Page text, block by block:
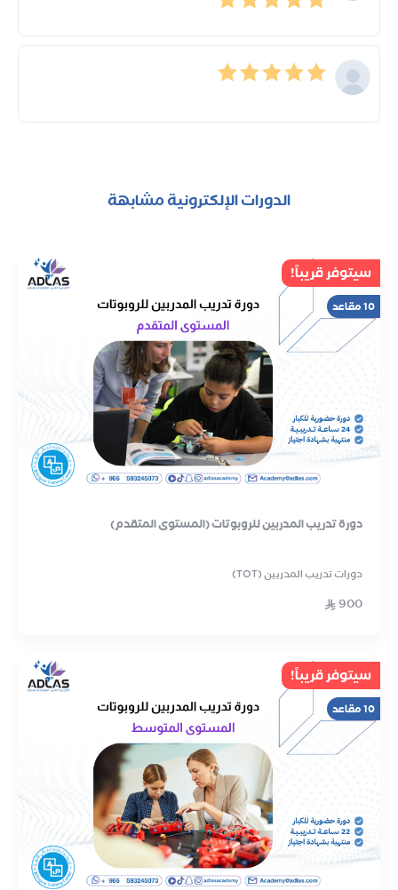
الدورات الإلكترونية مشابهة
سيتوفر قريباً!
10 مقاعد
دورة تدريب المدربين للروبوتات (المستوى المتقدم)
دورات تدريب المدربين (TOT)
900
سيتوفر قريباً!
10 مقاعد